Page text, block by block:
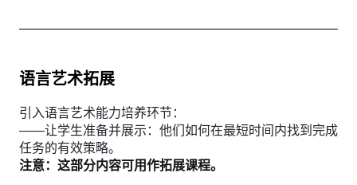
语言艺术拓展
引入语言艺术能力培养环节：
——让学生准备并展示：他们如何在最短时间内找到完成
任务的有效策略。
注意：这部分内容可用作拓展课程。